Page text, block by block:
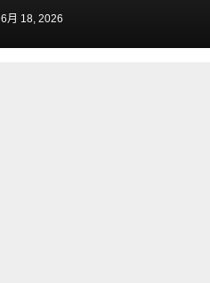
6月 18, 2026